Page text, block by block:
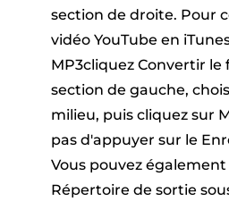
section de droite. Pour
vidéo YouTube en
MP3cliquez Convertir le
section de gauche,
milieu, puis cliquez sur
pas d'appuyer sur le
Vous pouvez
Répertoire de sortie